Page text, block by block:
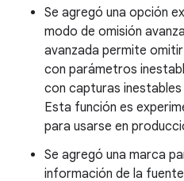
Se agregó una opción
modo de omisión
avanzada permite
con parámetros
con capturas
Esta función es
para usarse en
Se agregó una marca
información de la